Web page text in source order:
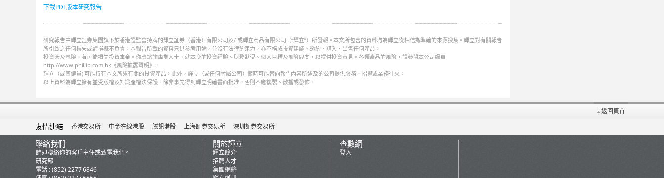
下載PDF版本研究報告
研究報告由輝立証券集團旗下於香港證監會持牌的輝立証券（香港）有限公司及/ 或輝立商品有限公司（“輝立”）所發報。本文所包含的資料均為輝立從相信為準確的來源搜集。輝立對有關報告
所引致之任何損失或虧損概不負責。本報告所載的資料只供参考用途，並沒有法律約束力，亦不構成投資建議、邀約、購入、出售任何產品。
投資涉及風險，有可能損失投資本金。你應諮詢專業人士，就本身的投資經驗、財務狀況、個人目標及風險取向，以提供投資意見。各類產品的風險，請參閱本公司網頁
http://www.phillip.com.hk《風險披露聲明》。
輝立（或其僱員) 可能持有本文所述有關的投資產品。此外，輝立（或任何附屬公司）隨時可能替向報告內容所述及的公司提供服務、招攬或業務往來。
以上資料為輝立擁有並受版權及知識產權法保護。除非事先得到輝立明確書面批准，否則不應複製、散播或發佈。
返回頁首
友情連結 香港交易所 中金在線港股 騰訊港股 上海証券交易所 深圳証券交易所
聯絡我們
請即聯絡你的客戶主任或致電我們。
研究部
電話 : (852) 2277 6846
關於輝立
輝立簡介
招聘人才
集團網絡
查數網
登入